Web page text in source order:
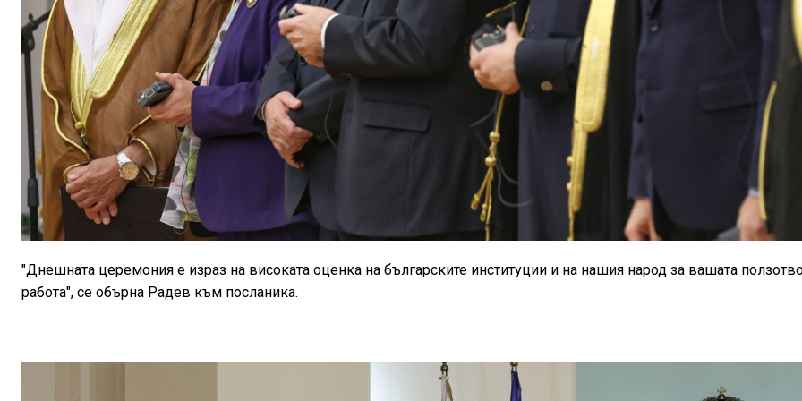
"Днешната церемония е израз на високата оценка на българските институции и на нашия народ за вашата
работа", се обърна Радев към посланика.